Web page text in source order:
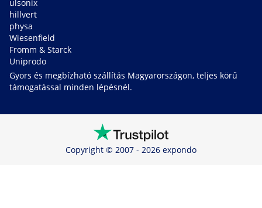
ulsonix
hillvert
physa
Wiesenfield
Fromm & Starck
Uniprodo
Gyors és megbízható szállítás Magyarországon, teljes körű
támogatással minden lépésnél.
Copyright © 2007 - 2026 expondo